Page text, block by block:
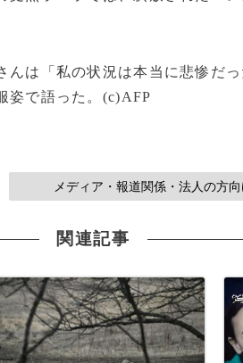
んは「私の状況は本当に悲惨だ
姿で語った。(c)AFP
メディア・報道関係・法人の方
関連記事